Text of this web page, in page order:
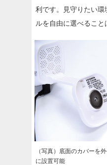
利です。見守りたい環
ルを自由に選べること
（写真）底面のカバーを
に設置可能